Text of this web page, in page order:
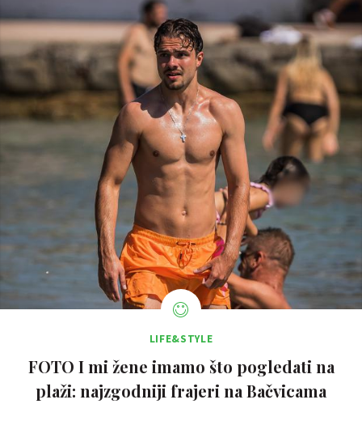
LIFE&STYLE
FOTO I mi žene imamo što pogledati na
plaži: najzgodniji frajeri na Bačvicama